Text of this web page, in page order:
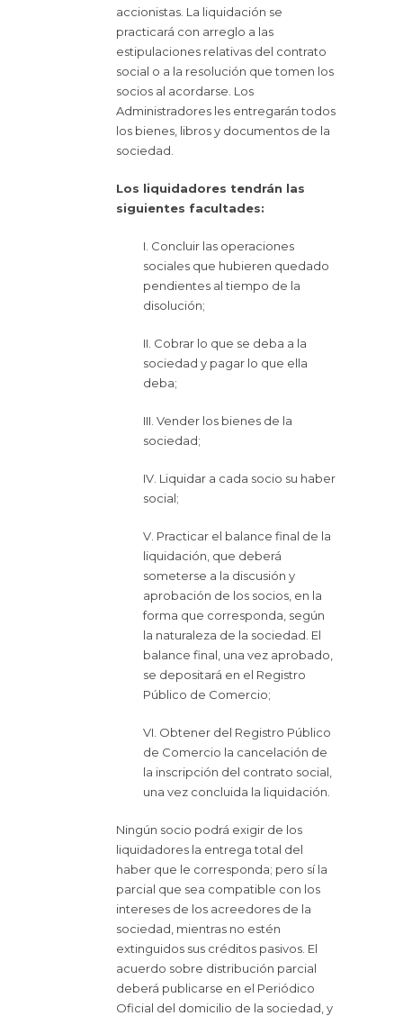
accionistas. La liquidación se
practicará con arreglo a las
estipulaciones relativas del contrato
social o a la resolución que tomen los
socios al acordarse. Los
Administradores les entregarán todos
los bienes, libros y documentos de la
sociedad.
Los liquidadores tendrán las
siguientes facultades:
I. Concluir las operaciones
sociales que hubieren quedado
pendientes al tiempo de la
disolución;
II. Cobrar lo que se deba a la
sociedad y pagar lo que ella
deba;
III. Vender los bienes de la
sociedad;
IV. Liquidar a cada socio su haber
social;
V. Practicar el balance final de la
liquidación, que deberá
someterse a la discusión y
aprobación de los socios, en la
forma que corresponda, según
la naturaleza de la sociedad. El
balance final, una vez aprobado,
se depositará en el Registro
Público de Comercio;
VI. Obtener del Registro Público
de Comercio la cancelación de
la inscripción del contrato social,
una vez concluida la liquidación.
Ningún socio podrá exigir de los
liquidadores la entrega total del
haber que le corresponda; pero sí la
parcial que sea compatible con los
intereses de los acreedores de la
sociedad, mientras no estén
extinguidos sus créditos pasivos. El
acuerdo sobre distribución parcial
deberá publicarse en el Periódico
Oficial del domicilio de la sociedad, y